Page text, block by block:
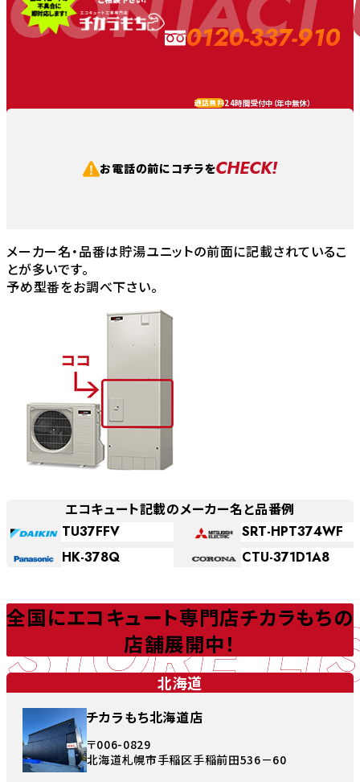
0120-337-910
通話無料24時間受付中（年中無休）
お電話の前にコチラをCHECK!
メーカー名・品番は貯湯ユニットの前面に記載されているこ
とが多いです。
予め型番をお調べ下さい。
エコキュート記載のメーカー名と品番例
TU37FFV
SRT-HPT374WF
HK-378Q
CTU-371D1A8
STORE
全国にエコキュート専門店チカラもちの
店舗展開中！
北海道
チカラもち北海道店
〒006-0829
北海道札幌市手稲区手稲前田536－60